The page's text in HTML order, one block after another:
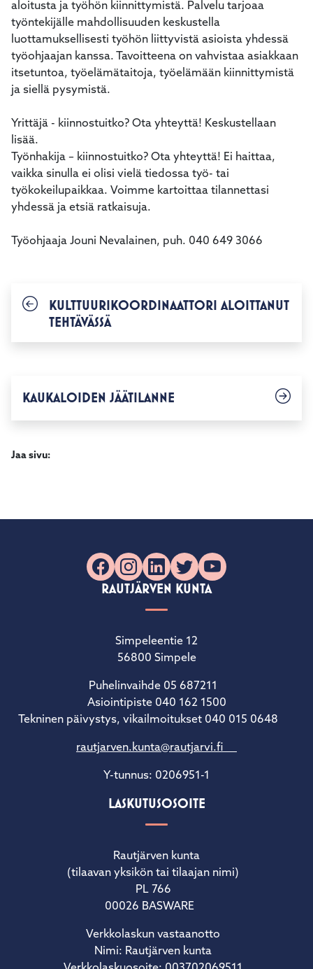
aloitusta ja työhön kiinnittymistä. Palvelu tarjoaa
työntekijälle mahdollisuuden keskustella
luottamuksellisesti työhön liittyvistä asioista yhdessä
työohjaajan kanssa. Tavoitteena on vahvistaa asiakkaan
itsetuntoa, työelämätaitoja, työelämään kiinnittymistä
ja siellä pysymistä.
Yrittäjä - kiinnostuitko? Ota yhteyttä! Keskustellaan
lisää.
Työnhakija – kiinnostuitko? Ota yhteyttä! Ei haittaa,
vaikka sinulla ei olisi vielä tiedossa työ- tai
työkokeilupaikkaa. Voimme kartoittaa tilannettasi
yhdessä ja etsiä ratkaisuja.
Työohjaaja Jouni Nevalainen, puh. 040 649 3066
KULTTUURIKOORDINAATTORI ALOITTANUT
TEHTÄVÄSSÄ
KAUKALOIDEN JÄÄTILANNE
Jaa sivu:
Facebook
Instagram
LinkedIn
X YouTube
RAUTJÄRVEN KUNTA
Simpeleentie 12
56800 Simpele
Puhelinvaihde 05 687211
Asiointipiste 040 162 1500
Tekninen päivystys, vikailmoitukset 040 015 0648
rautjarven.kunta@rautjarvi.fi
Y-tunnus: 0206951-1
LASKUTUSOSOITE
Rautjärven kunta
(tilaavan yksikön tai tilaajan nimi)
PL 766
00026 BASWARE
Verkkolaskun vastaanotto
Nimi: Rautjärven kunta